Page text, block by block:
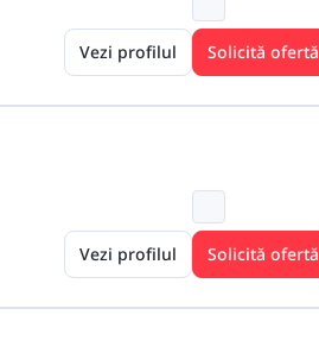
Vezi profilul Solicită ofertă
Vezi profilul Solicită ofertă